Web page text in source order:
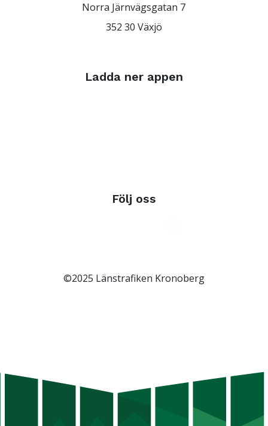
Norra Järnvägsgatan 7
352 30 Växjö
Ladda ner appen
Följ oss
©2025 Länstrafiken Kronoberg